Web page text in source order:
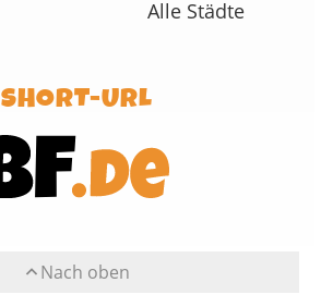
Alle Städte
SHORT-URL
Nach oben